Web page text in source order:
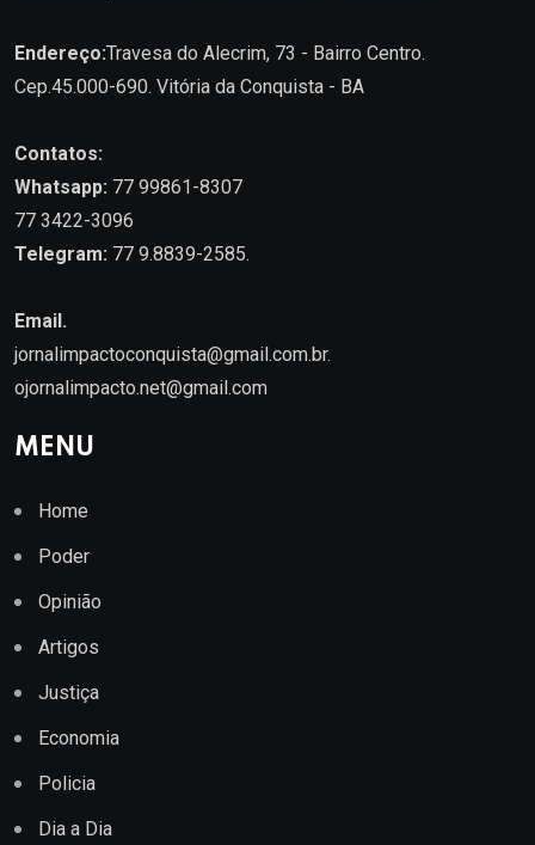
Endereço:Travesa do Alecrim, 73 - Bairro Centro.
Cep.45.000-690. Vitória da Conquista - BA
Contatos:
Whatsapp: 77 99861-8307
77 3422-3096
Telegram: 77 9.8839-2585.
Email.
jornalimpactoconquista@gmail.com.br.
ojornalimpacto.net@gmail.com
MENU
Home
Poder
Opinião
Artigos
Justiça
Economia
Policia
Dia a Dia